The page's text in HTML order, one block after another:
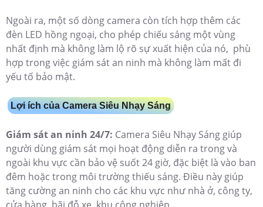
Ngoài ra, một số dòng camera còn tích hợp thêm các
đèn LED hồng ngoại, cho phép chiếu sáng một vùng
nhất định mà không làm lộ rõ sự xuất hiện của nó, phù
hợp trong việc giám sát an ninh mà không làm mất đi
yếu tố bảo mật.
Lợi ích của Camera Siêu Nhạy Sáng
Giám sát an ninh 24/7: Camera Siêu Nhạy Sáng giúp
người dùng giám sát mọi hoạt động diễn ra trong và
ngoài khu vực cần bảo vệ suốt 24 giờ, đặc biệt là vào ban
đêm hoặc trong môi trường thiếu sáng. Điều này giúp
tăng cường an ninh cho các khu vực như nhà ở, công ty,